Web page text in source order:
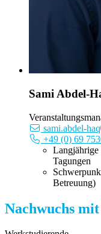
Sami Abdel-
sami.abdel-haq
+49 (0) 69
Langjährige
Tagungen
Betreuung)
Nachwuchs